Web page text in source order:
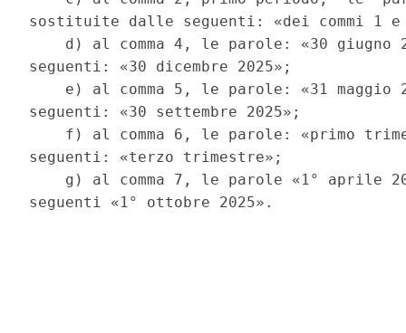
sostituite dalle seguenti: «dei commi 1
d) al comma 4, le parole: «30 giugno
seguenti: «30 dicembre 2025»;
e) al comma 5, le parole: «31 maggio
seguenti: «30 settembre 2025»;
f) al comma 6, le parole: «primo
seguenti: «terzo trimestre»;
g) al comma 7, le parole «1° aprile